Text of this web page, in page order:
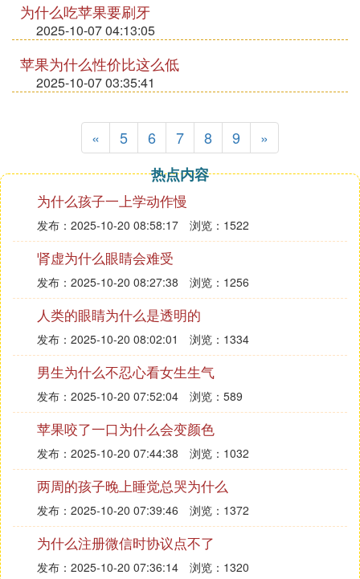
为什么吃苹果要刷牙
2025-10-07 04:13:05
苹果为什么性价比这么低
2025-10-07 03:35:41
« 5 6 7 8 9
»
热点内容
为什么孩子一上学动作慢
发布：2025-10-20 08:58:17 浏览：1522
肾虚为什么眼睛会难受
发布：2025-10-20 08:27:38 浏览：1256
人类的眼睛为什么是透明的
发布：2025-10-20 08:02:01 浏览：1334
男生为什么不忍心看女生生气
发布：2025-10-20 07:52:04 浏览：589
苹果咬了一口为什么会变颜色
发布：2025-10-20 07:44:38 浏览：1032
两周的孩子晚上睡觉总哭为什么
发布：2025-10-20 07:39:46 浏览：1372
为什么注册微信时协议点不了
发布：2025-10-20 07:36:14 浏览：1320